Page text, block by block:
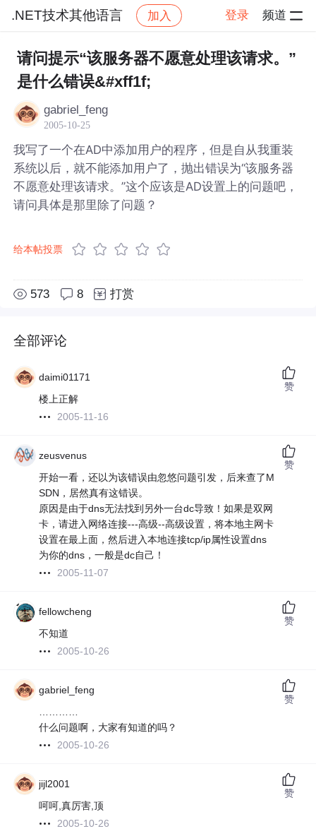
.NET技术其他语言 加入 登录 频道
社区 .NET技术其他语言 帖子详情
请问提示“该服务器不愿意处理该请求。”
是什么错误&#xff1f;
gabriel_feng
2005-10-25
我写了一个在AD中添加用户的程序，但是自从我重装
系统以后，就不能添加用户了，抛出错误为“该服务器
不愿意处理该请求。”这个应该是AD设置上的问题吧，
请问具体是那里除了问题？
给本帖投票
573 8 打赏
全部评论
daimi01171
楼上正解
2005-11-16
赞
zeusvenus
开始一看，还以为该错误由忽悠问题引发，后来查了M
SDN，居然真有这错误。
原因是由于dns无法找到另外一台dc导致！如果是双网
卡，请进入网络连接---高级--高级设置，将本地主网卡
设置在最上面，然后进入本地连接tcp/ip属性设置dns
为你的dns，一般是dc自己！
2005-11-07
赞
fellowcheng
不知道
2005-10-26
赞
gabriel_feng
…………
什么问题啊，大家有知道的吗？
2005-10-26
赞
jijl2001
呵呵,真厉害,顶
2005-10-26
赞